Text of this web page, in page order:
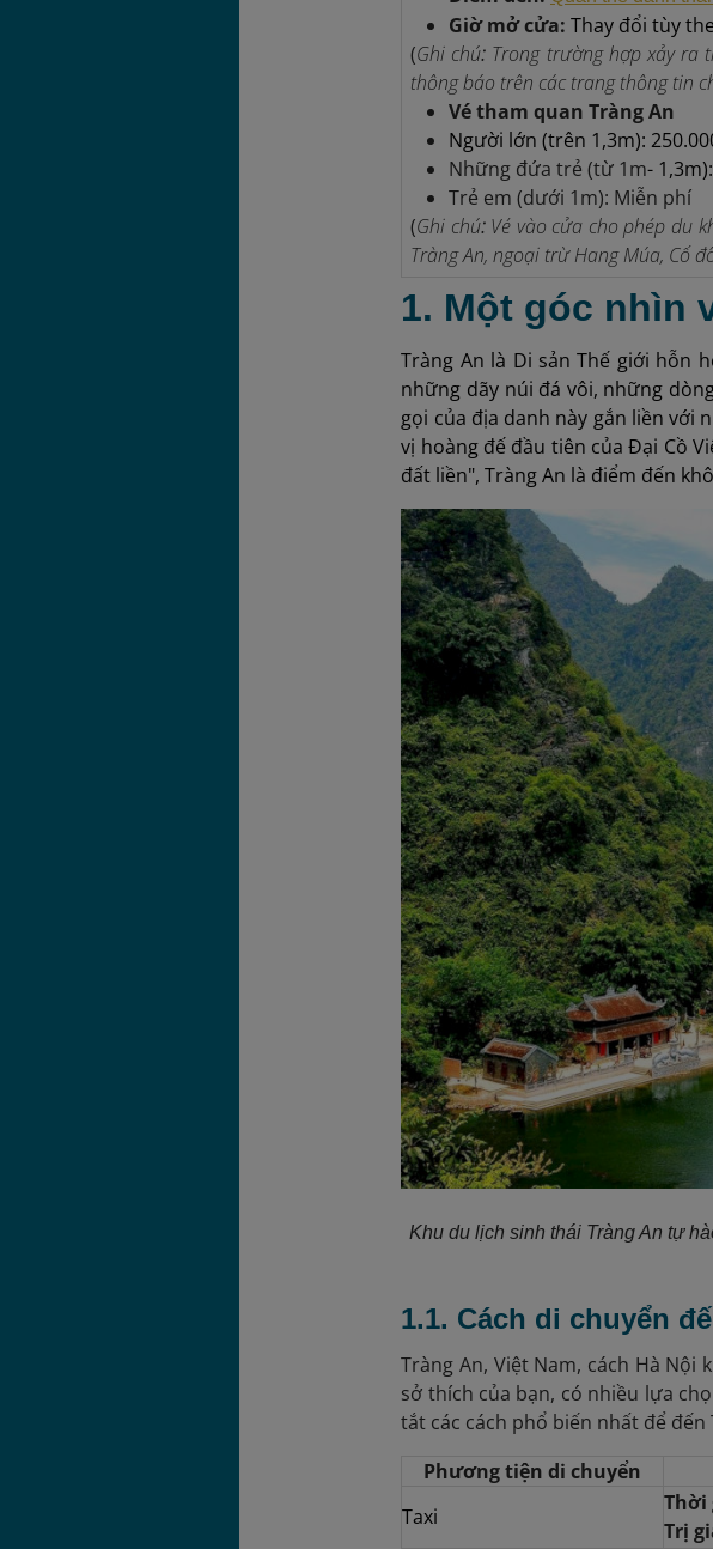
Giờ mở cửa: Thay đổi tùy
(Ghi chú: Trong trường hợp xảy ra
thông báo trên các trang thông tin
Vé tham quan Tràng An
Người lớn (trên 1,3m):
Những đứa trẻ (từ 1m-
Trẻ em (dưới 1m): Miễn phí
(Ghi chú: Vé vào cửa cho phép du
Tràng An, ngoại trừ Hang Múa, Cố
1. Một góc nhìn
Tràng An là Di sản Thế giới hỗn
những dãy núi đá vôi, những
gọi của địa danh này gắn liền với
vị hoàng đế đầu tiên của Đại Cồ
đất liền", Tràng An là điểm đến
Khu du lịch sinh thái Tràng An tự
1.1. Cách di chuyển
Tràng An, Việt Nam, cách Hà
sở thích của bạn, có nhiều lựa
tắt các cách phổ biến nhất để
Phương tiện di chuyển
Taxi
Thời
Trị